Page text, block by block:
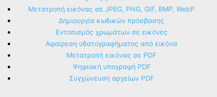
Μετατροπή εικόνας σε JPEG, PNG, GIF, BMP, WebP
Δημιουργία κωδικών πρόσβασης
Εντοπισμός χρωμάτων σε εικόνες
Αφαίρεση υδατογραφήματος από εικόνα
Μετατροπή εικόνας σε PDF
Ψηφιακή υπογραφή PDF
Συγχώνευση αρχείων PDF